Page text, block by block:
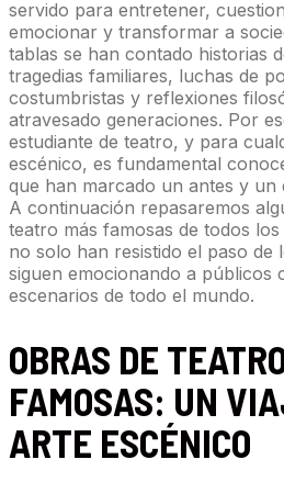
servido para entretener,
emocionar y transformar a
tablas se han contado historias
tragedias familiares, luchas de
costumbristas y reflexiones
atravesado generaciones. Por
estudiante de teatro, y para
escénico, es fundamental
que han marcado un antes y un
A continuación repasaremos
teatro más famosas de todos
no solo han resistido el paso de
siguen emocionando a públicos
escenarios de todo el mundo.
OBRAS DE
FAMOSAS: UN
ARTE ESCÉNICO